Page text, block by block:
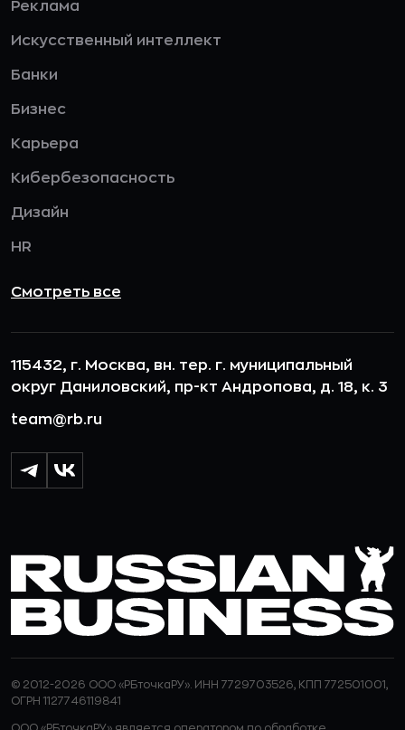
Реклама
Искусственный интеллект
Банки
Бизнес
Карьера
Кибербезопасность
Дизайн
HR
Смотреть все
115432, г. Москва, вн. тер. г. муниципальный
округ Даниловский, пр-кт Андропова, д. 18, к. 3
team@rb.ru
© 2012-2026 ООО «РБточкаРУ». ИНН 7729703526, КПП 772501001,
ОГРН 1127746119841